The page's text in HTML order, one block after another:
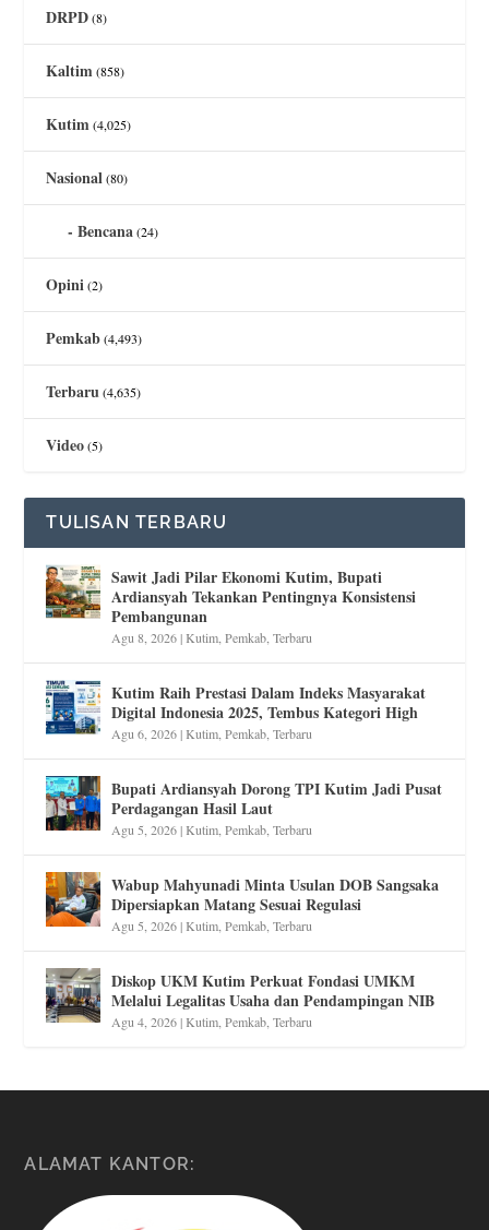
DRPD(8)
Kaltim(858)
Kutim(4,025)
Nasional(80)
Bencana(24)
Opini(2)
Pemkab(4,493)
Terbaru(4,635)
Video(5)
TULISAN TERBARU
Sawit Jadi Pilar Ekonomi Kutim, Bupati
Ardiansyah Tekankan Pentingnya Konsistensi
Pembangunan
Agu 8, 2026|Kutim ,Pemkab ,Terbaru
Kutim Raih Prestasi Dalam Indeks Masyarakat
Digital Indonesia 2025, Tembus Kategori High
Agu 6, 2026|Kutim ,Pemkab ,Terbaru
Bupati Ardiansyah Dorong TPI Kutim Jadi Pusat
Perdagangan Hasil Laut
Agu 5, 2026|Kutim ,Pemkab ,Terbaru
Wabup Mahyunadi Minta Usulan DOB Sangsaka
Dipersiapkan Matang Sesuai Regulasi
Agu 5, 2026|Kutim ,Pemkab ,Terbaru
Diskop UKM Kutim Perkuat Fondasi UMKM
Melalui Legalitas Usaha dan Pendampingan NIB
Agu 4, 2026|Kutim ,Pemkab ,Terbaru
ALAMAT KANTOR: